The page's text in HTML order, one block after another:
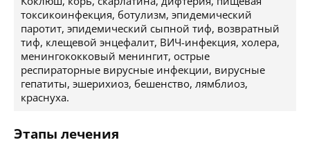
токсикоинфекция, ботулизм, эпидемический
паротит, эпидемический сыпной тиф, возвратный
тиф, клещевой энцефалит, ВИЧ-инфекция, холера,
менингококковый менингит, острые
респираторные вирусные инфекции, вирусные
гепатиты, эшерихиоз, бешенство, лямблиоз,
краснуха.
Этапы лечения